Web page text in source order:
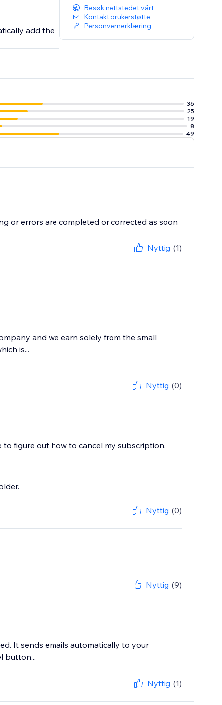
add the
Besøk nettstedet vårt
Kontakt brukerstøtte
Personvernerklæring
36
25
19
8
49
or errors are completed or corrected as soon
Nyttig (1)
and we earn solely from the small
is...
Nyttig (0)
figure out how to cancel my subscription.
Nyttig (0)
Nyttig (9)
It sends emails automatically to your
button...
Nyttig (1)